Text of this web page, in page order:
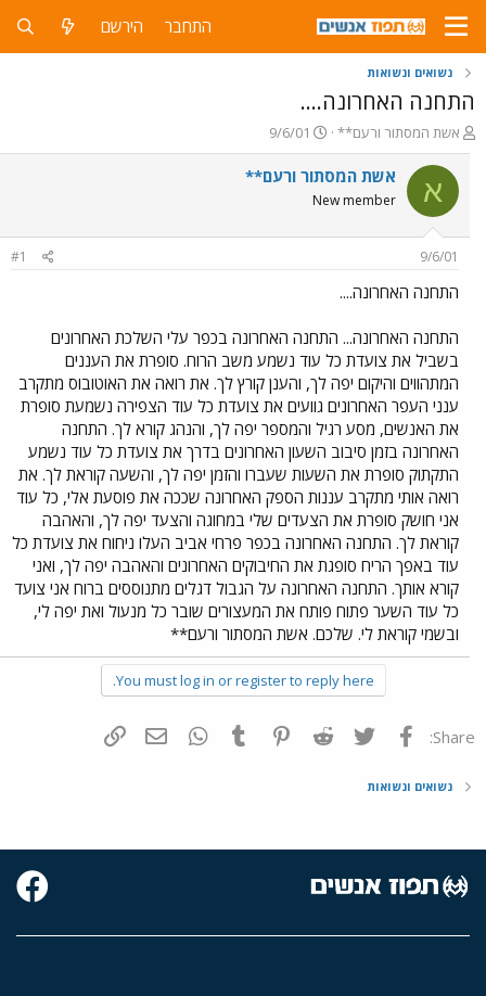
התחבר הירשם
נשואים ונשואות
התחנה האחרונה....
פ
ו
ת
ח
ה
ש
א
אשת המסתור ורעם**
פ
ו
ר
9/6/01
א אשת המסתור ורעם**
New member
9/6/01
#1
התחנה האחרונה....
התחנה האחרונה... התחנה האחרונה בכפר עלי השלכת האחרונים
בשביל את צועדת כל עוד נשמע משב הרוח. סופרת את העננים
המתהווים והיקום יפה לך, והענן קורץ לך. את רואה את האוטובוס מתקרב
ענני העפר האחרונים גוועים את צועדת כל עוד הצפירה נשמעת סופרת
את האנשים, מסע רגיל והמספר יפה לך, והנהג קורא לך. התחנה
האחרונה בזמן סיבוב השעון האחרונים בדרך את צועדת כל עוד נשמע
התקתוק סופרת את השעות שעברו והזמן יפה לך, והשעה קוראת לך. את
רואה אותי מתקרב עננות הספק האחרונה שככה את פוסעת אלי, כל עוד
אני חושק סופרת את הצעדים שלי במחוגה והצעד יפה לך, והאהבה
קוראת לך. התחנה האחרונה בכפר פרחי אביב העלו ניחוח את צועדת כל
עוד באפך הריח סופגת את החיבוקים האחרונים והאהבה יפה לך, ואני
קורא אותך. התחנה האחרונה על הגבול דגלים מתנוססים ברוח אני צועד
כל עוד השער פתוח פותח את המעצורים שובר כל מנעול ואת יפה לי,
ובשמי קוראת לי. שלכם. אשת המסתור ורעם**
You must log in or register to reply here.
Share: פייסבוק Twitter
Reddit
Pinterest
Tumblr
WhatsAppדואר אלקטרוני
נשואים ונשואות